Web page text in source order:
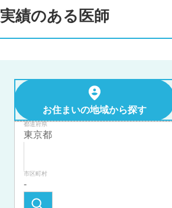
実績のある医師
お住まいの地域から探す
都道府県
市区町村